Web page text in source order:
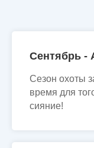
Сентябрь -
Сезон охоты
время для
сияние!